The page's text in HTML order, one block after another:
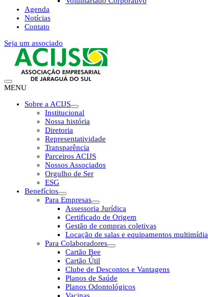
Agenda
Notícias
Contato
Seja um associado
MENU
Sobre a ACIJS
Institucional
Nossa história
Diretoria
Representatividade
Transparência
Parceiros ACIJS
Nossos Associados
Orgulho de Ser
ESG
Benefícios
Para Empresas
Assessoria Jurídica
Certificado de Origem
Gestão de compras coletivas
Locação de salas e equipamentos multimídia
Para Colaboradores
Cartão Bee
Cartão Útil
Clube de Descontos e Vantagens
Planos de Saúde
Planos Odontológicos